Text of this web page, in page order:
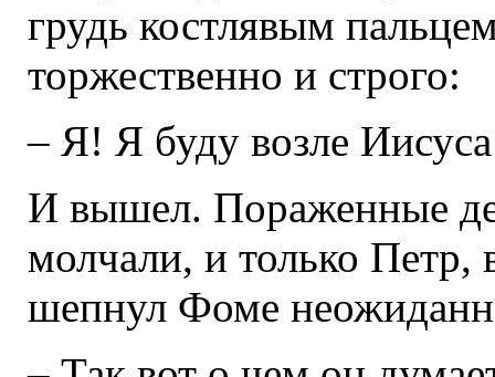
грудь костлявым
торжественно и строго:
– Я! Я буду возле
И вышел. Пораженные
молчали, и только Петр,
шепнул Фоме